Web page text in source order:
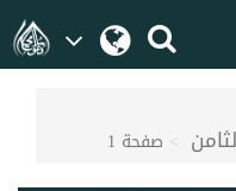
صفحة 1